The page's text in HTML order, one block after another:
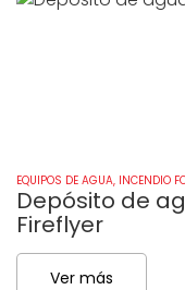
EQUIPOS DE AGUA, INCENDIO
Depósito de
Fireflyer
Ver más